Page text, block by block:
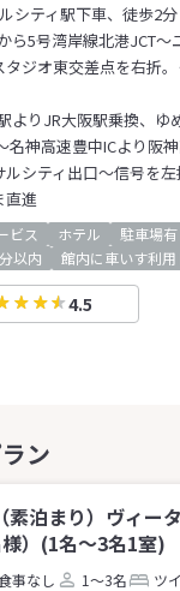
シティ駅下車、徒歩2分
ら5号湾岸線北港JCT
ジオ東交差点を右折
よりJR大阪駅乗換、ゆ
名神高速豊中ICより阪
ルシティ出口～信号を
直進
ビス ホテル 駐車場有
以内
館内に車いす利用
4.5
素泊まり）ヴィー
様）(1名～3名1室)
事なし 1～3名 ツ